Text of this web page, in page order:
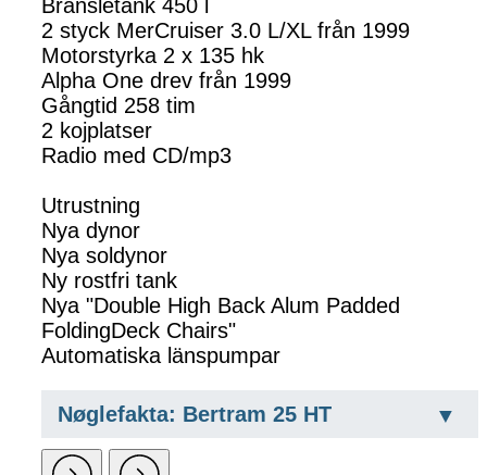
Bränsletank 450 l
2 styck MerCruiser 3.0 L/XL från 1999
Motorstyrka 2 x 135 hk
Alpha One drev från 1999
Gångtid 258 tim
2 kojplatser
Radio med CD/mp3
Utrustning
Nya dynor
Nya soldynor
Ny rostfri tank
Nya "Double High Back Alum Padded
FoldingDeck Chairs"
Automatiska länspumpar
Nøglefakta: Bertram 25 HT